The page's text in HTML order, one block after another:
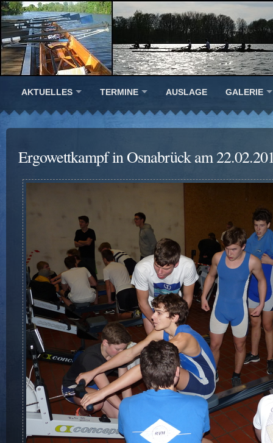
AKTUELLES TERMINE AUSLAGE GALERIE
Ergowettkampf in Osnabrück am